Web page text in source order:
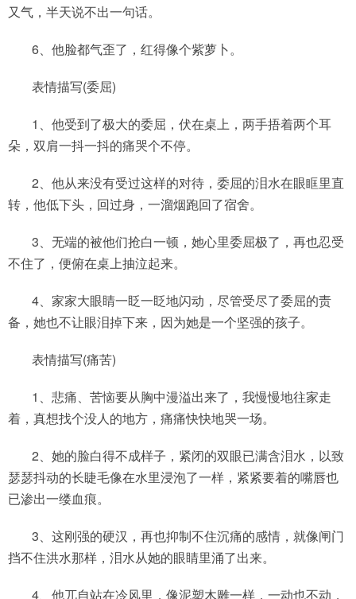
又气，半天说不出一句话。
6、他脸都气歪了，红得像个紫萝卜。
表情描写(委屈)
1、他受到了极大的委屈，伏在桌上，两手捂着两个耳
朵，双肩一抖一抖的痛哭个不停。
2、他从来没有受过这样的对待，委屈的泪水在眼眶里直
转，他低下头，回过身，一溜烟跑回了宿舍。
3、无端的被他们抢白一顿，她心里委屈极了，再也忍受
不住了，便俯在桌上抽泣起来。
4、家家大眼睛一眨一眨地闪动，尽管受尽了委屈的责
备，她也不让眼泪掉下来，因为她是一个坚强的孩子。
表情描写(痛苦)
1、悲痛、苦恼要从胸中漫溢出来了，我慢慢地往家走
着，真想找个没人的地方，痛痛快快地哭一场。
2、她的脸白得不成样子，紧闭的双眼已满含泪水，以致
瑟瑟抖动的长睫毛像在水里浸泡了一样，紧紧要着的嘴唇也
已渗出一缕血痕。
3、这刚强的硬汉，再也抑制不住沉痛的感情，就像闸门
挡不住洪水那样，泪水从她的眼睛里涌了出来。
4、他兀自站在冷风里，像泥塑木雕一样，一动也不动，